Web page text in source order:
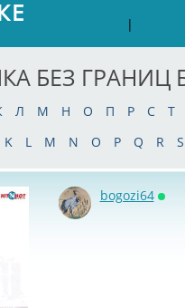
|
БЕЗ ГРАНИЦ
Л М Н О П Р С
Т
K L M N O P Q R S
bogozi64